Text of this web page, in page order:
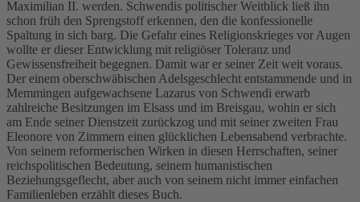
Maximilian II. werden. Schwendis politischer Weitblick ließ ihn
schon früh den Sprengstoff erkennen, den die konfessionelle
Spaltung in sich barg. Die Gefahr eines Religionskrieges vor Augen
wollte er dieser Entwicklung mit religiöser Toleranz und
Gewissensfreiheit begegnen. Damit war er seiner Zeit weit voraus.
Der einem oberschwäbischen Adelsgeschlecht entstammende und in
Memmingen aufgewachsene Lazarus von Schwendi erwarb
zahlreiche Besitzungen im Elsass und im Breisgau, wohin er sich
am Ende seiner Dienstzeit zurückzog und mit seiner zweiten Frau
Eleonore von Zimmern einen glücklichen Lebensabend verbrachte.
Von seinem reformerischen Wirken in diesen Herrschaften, seiner
reichspolitischen Bedeutung, seinem humanistischen
Beziehungsgeflecht, aber auch von seinem nicht immer einfachen
Familienleben erzählt dieses Buch.